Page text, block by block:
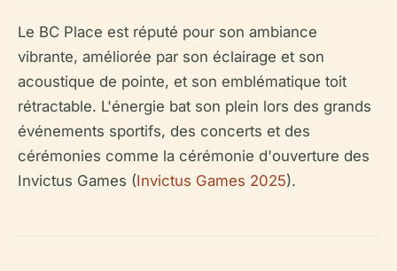
Le BC Place est réputé pour son ambiance
vibrante, améliorée par son éclairage et son
acoustique de pointe, et son emblématique toit
rétractable. L'énergie bat son plein lors des grands
événements sportifs, des concerts et des
cérémonies comme la cérémonie d'ouverture des
Invictus Games (Invictus Games 2025).